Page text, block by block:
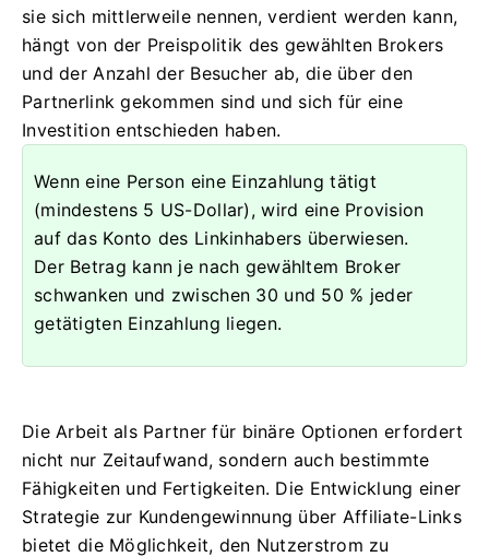
sie sich mittlerweile nennen, verdient werden kann,
hängt von der Preispolitik des gewählten Brokers
und der Anzahl der Besucher ab, die über den
Partnerlink gekommen sind und sich für eine
Investition entschieden haben.
Wenn eine Person eine Einzahlung tätigt
(mindestens 5 US-Dollar), wird eine Provision
auf das Konto des Linkinhabers überwiesen.
Der Betrag kann je nach gewähltem Broker
schwanken und zwischen 30 und 50 % jeder
getätigten Einzahlung liegen.
Die Arbeit als Partner für binäre Optionen erfordert
nicht nur Zeitaufwand, sondern auch bestimmte
Fähigkeiten und Fertigkeiten. Die Entwicklung einer
Strategie zur Kundengewinnung über Affiliate-Links
bietet die Möglichkeit, den Nutzerstrom zu